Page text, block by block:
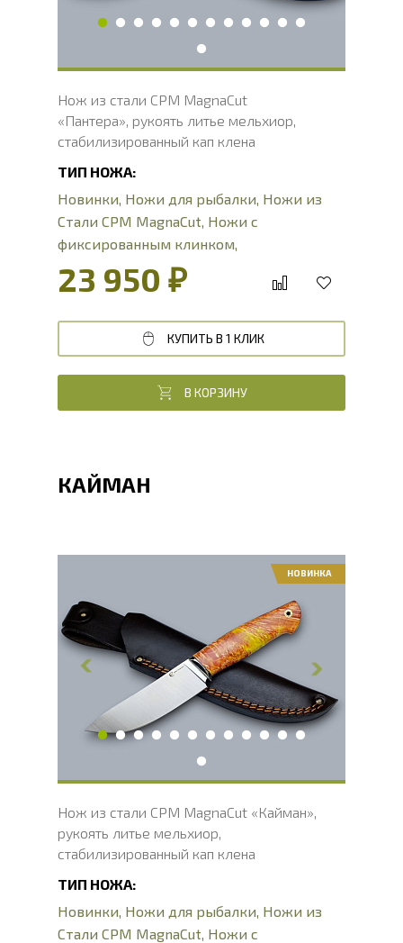
62 - 64 HRC
Вес, г
Нож из стали CPM MagnaCut
«Пантера», рукоять литье мельхиор,
стабилизированный кап клена
ТИП НОЖА:
Новинки, Ножи для рыбалки, Ножи из
Стали CPM MagnaCut, Ножи с
фиксированным клинком,
Туристические ножи
23 950 ₽
КУПИТЬ В 1 КЛИК
В КОРЗИНУ
КАЙМАН
Длина клинка, мм
Ширина клинка, мм
Толщина обуха, мм
Ширина рукояти, мм
31.5
Длина рукояти, мм
124
Толщина рукояти, мм
21
Твердость клинка, HRC
62 - 64 HRC
Вес, г
НОВИНКА
Нож из стали CPM MagnaCut «Кайман»,
рукоять литье мельхиор,
стабилизированный кап клена
ТИП НОЖА:
Новинки, Ножи для рыбалки, Ножи из
Стали CPM MagnaCut, Ножи с